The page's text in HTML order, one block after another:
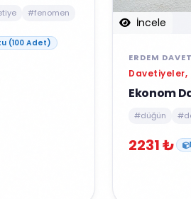
#fenomen
(100 Adet)
İncele
ERDEM
Davetiyeler,
Ekonom
#düğün
2231 ₺